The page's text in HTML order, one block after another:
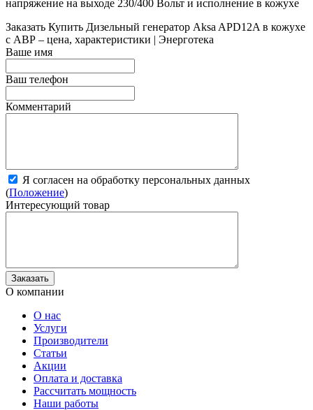
напряжение на выходе 230/400 Вольт и исполнение в кожухе
Заказать Купить Дизельный генератор Aksa APD12A в кожухе
с АВР – цена, характеристики | Энерготека
Ваше имя
Ваш телефон
Комментарий
Я согласен на обработку персональных данных
(Положение)
Интересующий товар
О компании
О нас
Услуги
Производители
Статьи
Акции
Оплата и доставка
Рассчитать мощность
Наши работы